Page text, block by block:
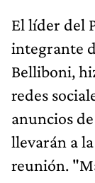
El líder del
integrante
Belliboni,
redes
anuncios
llevarán a
reunión.